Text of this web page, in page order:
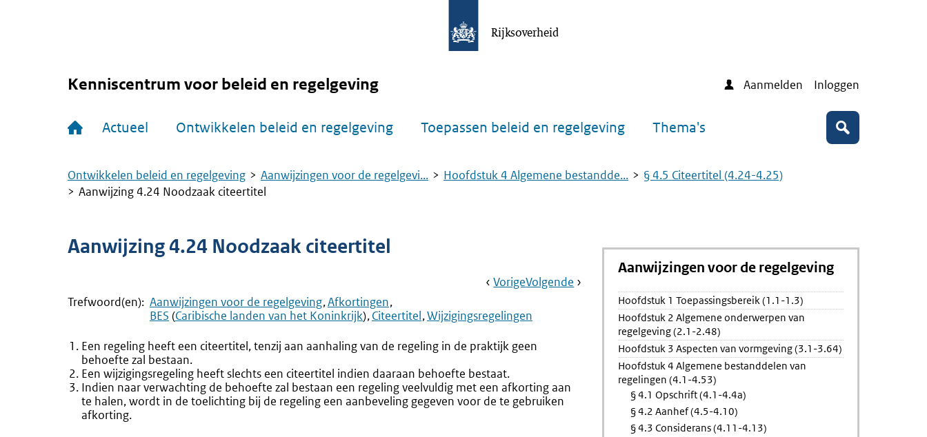
Rijksoverheid
Kenniscentrum voor beleid en regelgeving Aanmelden Inloggen
Actueel Ontwikkelen beleid en regelgeving Toepassen beleid en regelgeving Thema's Zoeken
Kruimelpad
Ontwikkelen beleid en regelgeving Aanwijzingen voor de regelgevi... Hoofdstuk 4 Algemene bestandde...
§ 4.5 Citeertitel (4.24-4.25)
Aanwijzing 4.24 Noodzaak citeertitel
Aanwijzing 4.24 Noodzaak citeertitel
Book
Ga
VorigePagina:
Citeertitel
4.25)
Ga
Volgende Pagina:
Aanwijzing
Formulering
Citeertitel
Trefwoord(en): Aanwijzingen voor de regelgeving Afkortingen
BES (Caribische landen van het Koninkrijk) Citeertitel Wijzigingsregelingen
Een regeling heeft een citeertitel, tenzij aan aanhaling van de regeling in de praktijk geen
behoefte zal bestaan.
Een wijzigingsregeling heeft slechts een citeertitel indien daaraan behoefte bestaat.
Indien naar verwachting de behoefte zal bestaan een regeling veelvuldig met een afkorting aan
te halen, wordt in de toelichting bij de regeling een aanbeveling gegeven voor de te gebruiken
afkorting.
Aanwijzingen voor de regelgeving
Hoofdstuk 1 Toepassingsbereik (1.1-1.3)
Hoofdstuk 2 Algemene onderwerpen van
regelgeving (2.1-2.48)
Hoofdstuk 3 Aspecten van vormgeving (3.1-3.64)
Hoofdstuk 4 Algemene bestanddelen van
regelingen (4.1-4.53)
§ 4.1 Opschrift (4.1-4.4a)
§ 4.2 Aanhef (4.5-4.10)
§ 4.3 Considerans (4.11-4.13)